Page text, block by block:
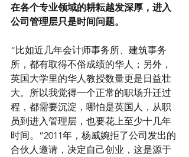
在各个专业领域的耕耘越发深厚，进入
公司管理层只是时间问题。
“比如近几年会计师事务所、建筑事务
所，都有取得不俗成绩的华人；另外，
英国大学里的华人教授数量更是日益壮
大。所以我觉得一个正常的职场升迁过
程，都需要沉淀，哪怕是英国人，从职
员到进入管理层，也要花上至少十几年
时间。”2011年，杨威婉拒了公司发出的
合伙人邀请，决定自己创业，这是源于